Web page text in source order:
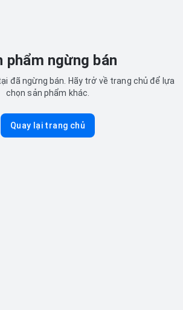
phẩm ngừng bán
đã ngừng bán. Hãy trở về trang chủ để lựa
chọn sản phẩm khác.
Quay lại trang chủ